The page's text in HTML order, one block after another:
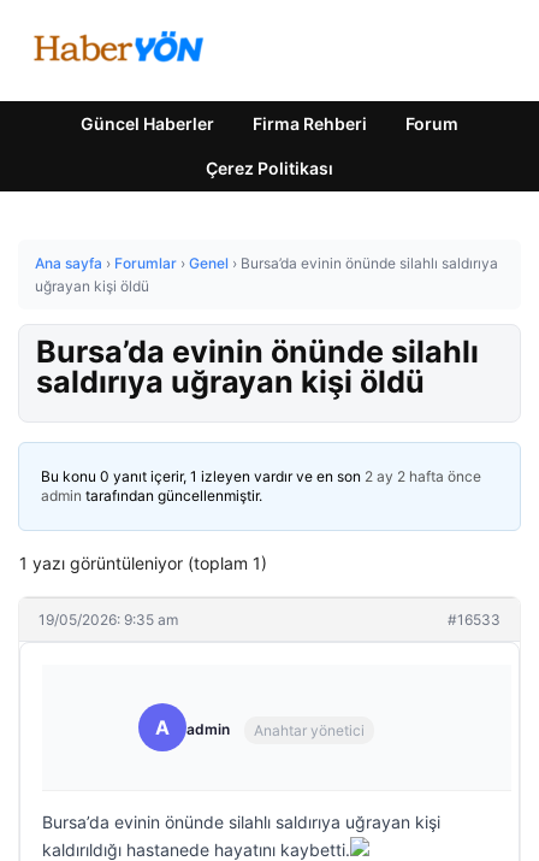
Güncel Haberler Firma Rehberi Forum
Çerez Politikası
Ana sayfa › Forumlar › Genel › Bursa’da evinin önünde silahlı saldırıya
uğrayan kişi öldü
Bursa’da evinin önünde silahlı
saldırıya uğrayan kişi öldü
Bu konu 0 yanıt içerir, 1 izleyen vardır ve en son 2 ay 2 hafta önce
admin tarafından güncellenmiştir.
1 yazı görüntüleniyor (toplam 1)
19/05/2026: 9:35 am #16533
A admin Anahtar yönetici
Bursa’da evinin önünde silahlı saldırıya uğrayan kişi
kaldırıldığı hastanede hayatını kaybetti.